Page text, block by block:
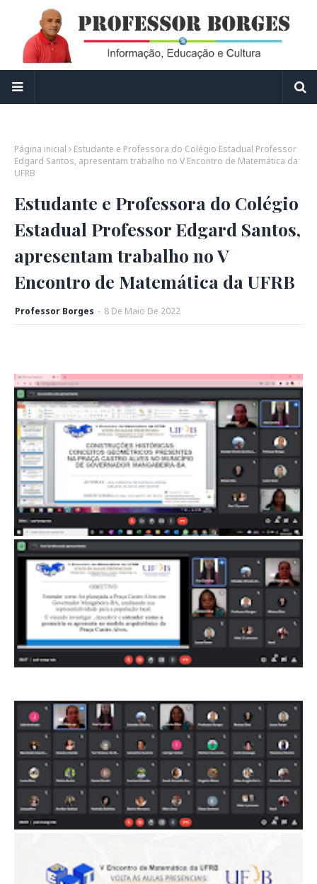
Página inicial
Estudante e Professora do Colégio Estadual Professor
Edgard Santos, apresentam trabalho no V Encontro de Matemática da
UFRB
Estudante e Professora do Colégio
Estadual Professor Edgard Santos,
apresentam trabalho no V
Encontro de Matemática da UFRB
Professor Borges - 8 De Maio De 2022